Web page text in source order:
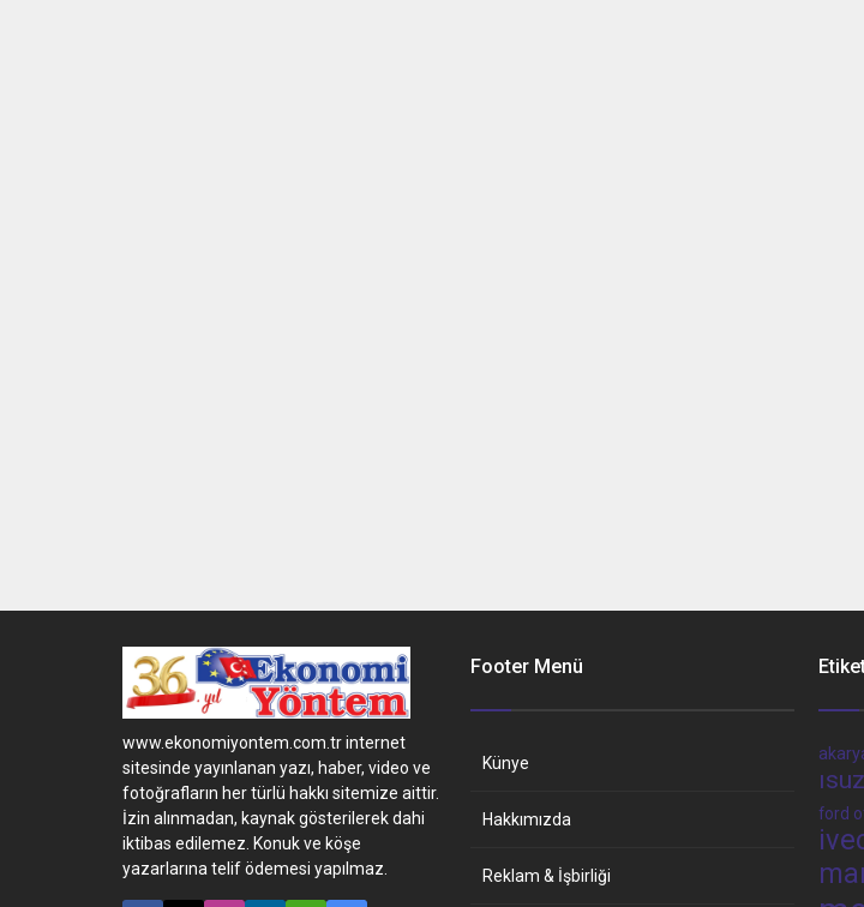
www.ekonomiyontem.com.tr internet
sitesinde yayınlanan yazı, haber, video ve
fotoğrafların her türlü hakkı sitemize aittir.
İzin alınmadan, kaynak gösterilerek dahi
iktibas edilemez. Konuk ve köşe
yazarlarına telif ödemesi yapılmaz.
Footer Menü
Künye
Hakkımızda
Reklam & İşbirliği
ford